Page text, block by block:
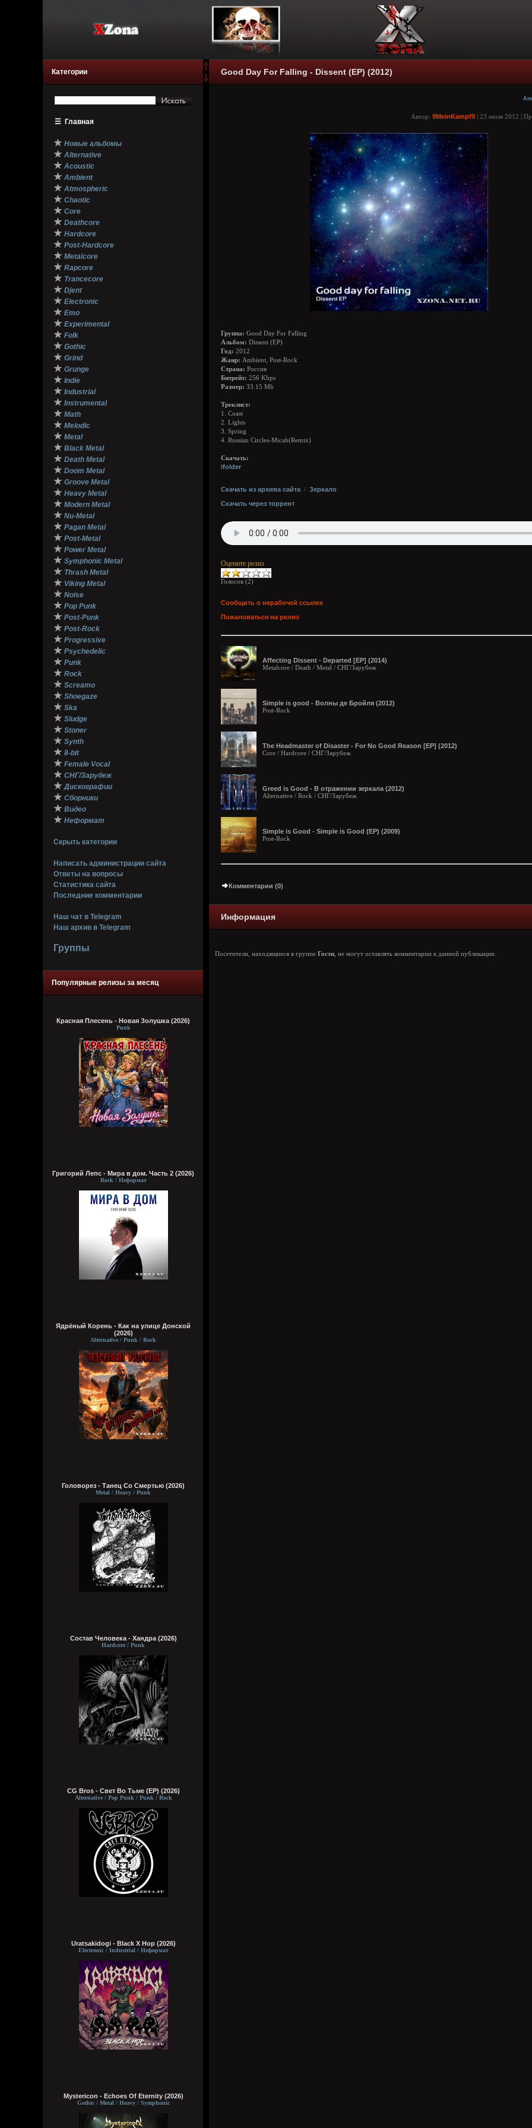
Категории
☰ Главная
★ Новые альбомы
★ Alternative
★ Acoustic
★ Ambient
★ Atmospheric
★ Chaotic
★ Core
★ Deathcore
★ Hardcore
★ Post-Hardcore
★ Metalcore
★ Rapcore
★ Trancecore
★ Djent
★ Electronic
★ Emo
★ Experimental
★ Folk
★ Gothic
★ Grind
★ Grunge
★ Indie
★ Industrial
★ Instrumental
★ Math
★ Melodic
★ Metal
★ Black Metal
★ Death Metal
★ Doom Metal
★ Groove Metal
★ Heavy Metal
★ Modern Metal
★ Nu-Metal
★ Pagan Metal
★ Post-Metal
★ Power Metal
★ Symphonic Metal
★ Thrash Metal
★ Viking Metal
★ Noise
★ Pop Punk
★ Post-Punk
★ Post-Rock
★ Progressive
★ Psychedelic
★ Punk
★ Rock
★ Screamo
★ Shoegaze
★ Ska
★ Sludge
★ Stoner
★ Synth
★ 8-bit
★ Female Vocal
★ СНГ/Зарубеж
★ Дискографии
★ Сборники
★ Видео
★ Неформат
Скрыть категории
Написать администрации сайта
Ответы на вопросы
Статистика сайта
Последние комментарии
Наш чат в Telegram
Наш архив в Telegram
Группы
Популярные релизы за месяц
Красная Плесень - Новая Золушка (2026)
Punk
Григорий Лепс - Мира в дом. Часть 2 (2026)
Rock / Неформат
Ядрёный Корень - Как на улице Донской
(2026)
Alternative / Punk / Rock
Головорез - Tанец Со Смертью (2026)
Metal / Heavy / Punk
Состав Человека - Хандра (2026)
Hardcore / Punk
CG Bros - Свет Во Тьме (EP) (2026)
Alternative / Pop Punk / Punk / Rock
Uratsakidogi - Black X Hop (2026)
Electronic / Industrial / Неформат
Mystericon - Echoes Of Eternity (2026)
Gothic / Metal / Heavy / Symphonic
Good Day For Falling - Dissent (EP) (2012)
Автор: 9MeinKampf9 | 23 июля 2012 |
Группа: Good Day For Falling
Альбом: Dissent (EP)
Год: 2012
Жанр: Ambient, Post-Rock
Страна: Россия
Битрейт: 256 Kbps
Размер: 33.15 Mb
Треклист:
1. Coast
2. Lights
3. Spring
4. Russian Circles-Micah(Remix)
Скачать:
ifolder
Скачать из архива сайта / Зеркало
Скачать через торрент
Оцените релиз
Голосов (2)
Сообщить о нерабочей ссылке
Пожаловаться на релиз
Affecting Dissent - Departed [EP] (2014)
Metalcore / Death / Metal / СНГ/Зарубеж
Simple is good - Волны де Бройля (2012)
Post-Rock
The Headmaster of Disaster - For No Good Reason [EP] (2012)
Core / Hardcore / СНГ/Зарубеж
Greed is Good - В отражении зеркала (2012)
Alternative / Rock / СНГ/Зарубеж
Simple is Good - Simple is Good (EP) (2009)
Post-Rock
Комментарии (0)
Информация
Посетители, находящиеся в группе Гости , не могут оставлять комментарии к данной публикации.